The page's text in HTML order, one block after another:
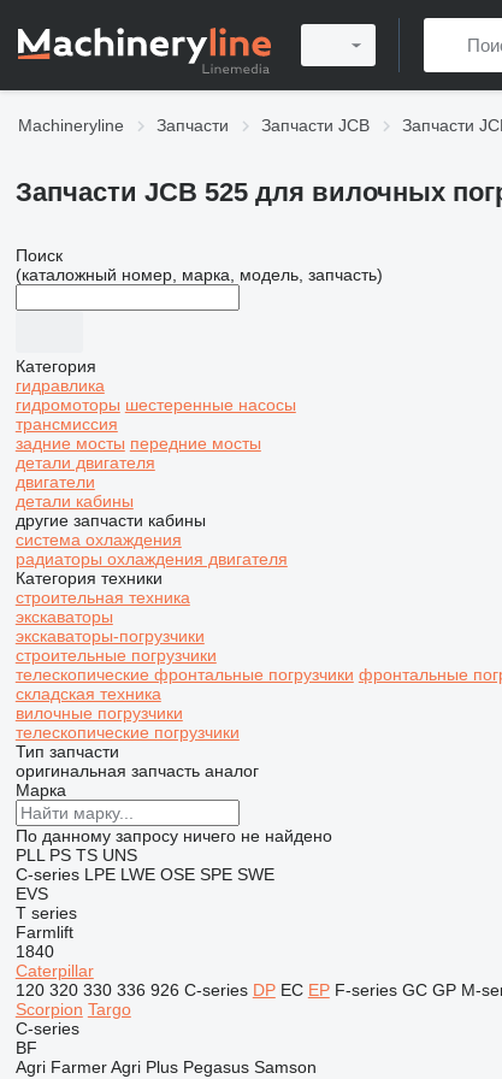
Machineryline Запчасти Запчасти JCB Запчасти
Запчасти JCB 525 для вилочных
Поиск
(каталожный номер, марка, модель, запчасть)
Категория
гидравлика
гидромоторы шестеренные насосы
трансмиссия
задние мосты передние мосты
детали двигателя
двигатели
детали кабины
другие запчасти кабины
система охлаждения
радиаторы охлаждения двигателя
Категория техники
строительная техника
экскаваторы
экскаваторы-погрузчики
строительные погрузчики
телескопические фронтальные погрузчики фронтальные
складская техника
вилочные погрузчики
телескопические погрузчики
Тип запчасти
оригинальная запчасть аналог
Марка
По данному запросу ничего не найдено
PLL PS TS UNS
C-series LPE LWE OSE SPE SWE
EVS
T series
Farmlift
1840
Caterpillar
120 320 330 336 926 C-series DP EC EP F-series GC GP M-
Scorpion Targo
C-series
BF
Agri Farmer Agri Plus Pegasus Samson